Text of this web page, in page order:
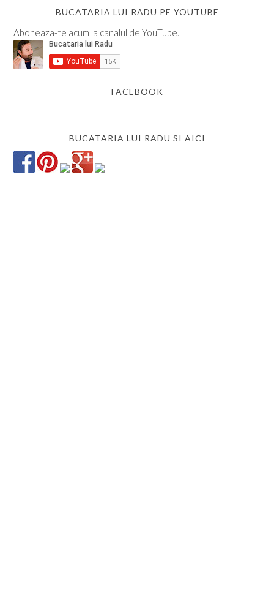
BUCATARIA LUI RADU PE YOUTUBE
Aboneaza-te acum la canalul de YouTube.
FACEBOOK
BUCATARIA LUI RADU SI AICI